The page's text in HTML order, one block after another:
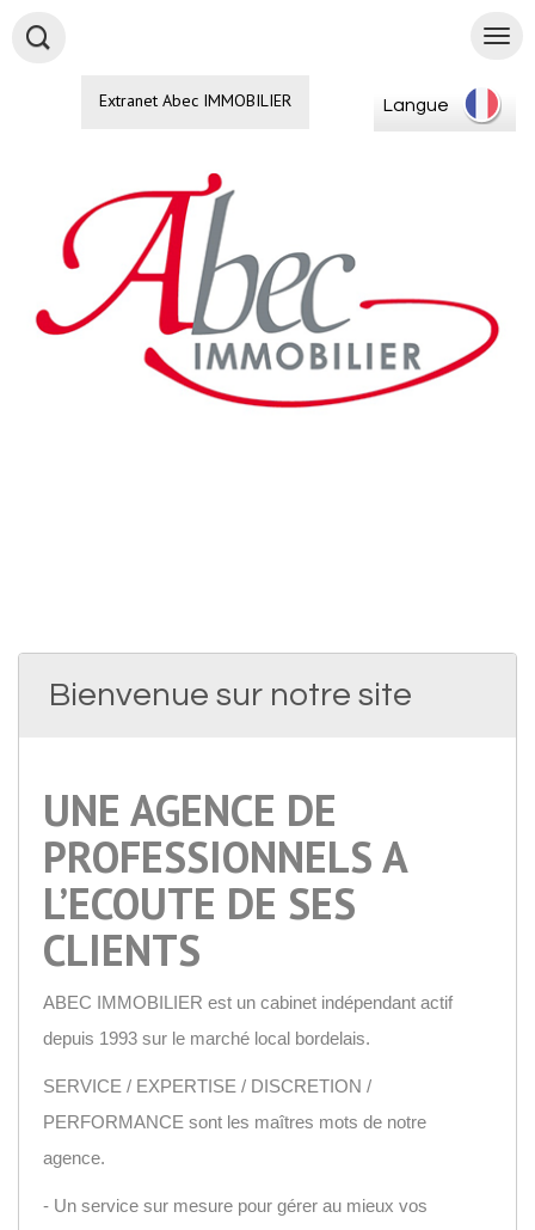
Extranet Abec IMMOBILIER Langue
Bienvenue sur notre site
UNE AGENCE DE
PROFESSIONNELS A
L’ECOUTE DE SES
CLIENTS
ABEC IMMOBILIER est un cabinet indépendant actif
depuis 1993 sur le marché local bordelais.
SERVICE / EXPERTISE / DISCRETION /
PERFORMANCE sont les maîtres mots de notre
agence.
- Un service sur mesure pour gérer au mieux vos